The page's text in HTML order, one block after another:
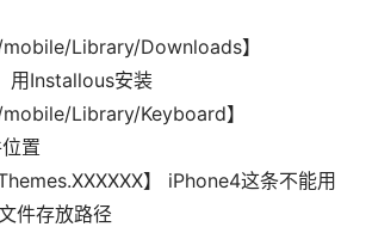
Library/Downloads】
用Installous安装
Library/Keyboard】
置
】 iPhone4这条不能用
件存放路径